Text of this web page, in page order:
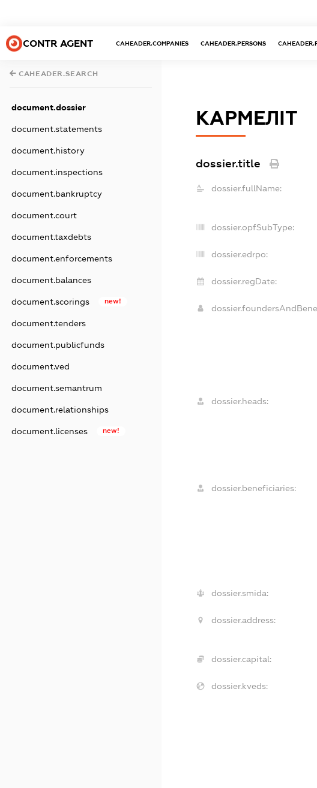
CONTR AGENT CAHEADER.COMPANIES CAHEADER.PERSONS
CAHEADER.SEARCH
document.dossier
document.statements
document.history
document.inspections
document.bankruptcy
document.court
document.taxdebts
document.enforcements
document.balances
document.scorings new!
document.tenders
document.publicfunds
document.ved
document.semantrum
document.relationships
document.licenses new!
КАРМЕЛІТ
dossier.title
dossier.fullName:
dossier.opfSubType:
dossier.edrpo:
dossier.regDate:
dossier.heads:
dossier.beneficiaries:
dossier.smida:
dossier.address:
dossier.capital:
dossier.kveds: